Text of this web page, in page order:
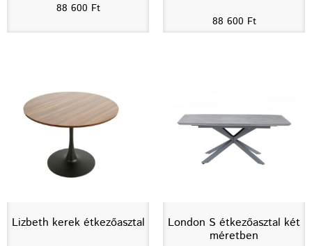
88 600 Ft
88 600 Ft
Lizbeth kerek étkezőasztal
London S étkezőasztal két
méretben